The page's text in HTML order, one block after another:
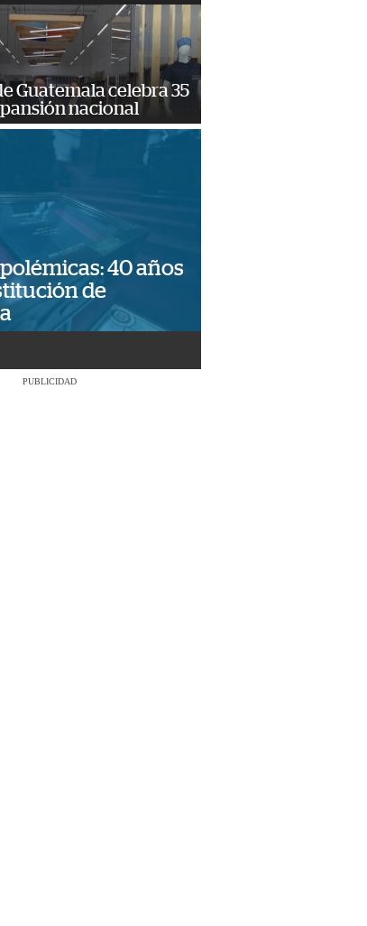
Guatemala celebra 35
nacional
40 años
de
PUBLICIDAD